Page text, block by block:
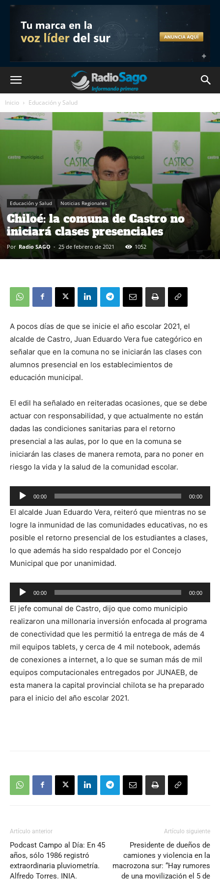
Inicio Educación y Salud
Educación y Salud Noticias Regionales
Chiloé: la comuna de Castro no
iniciará clases presenciales
Por Radio SAGO - 25 de febrero de 2021 1052
A pocos días de que se inicie el año escolar 2021, el
alcalde de Castro, Juan Eduardo Vera fue categórico en
señalar que en la comuna no se iniciarán las clases con
alumnos presencial en los establecimientos de
educación municipal.
El edil ha señalado en reiteradas ocasiones, que se debe
actuar con responsabilidad, y que actualmente no están
dadas las condiciones sanitarias para el retorno
presencial a las aulas, por lo que en la comuna se
iniciarán las clases de manera remota, para no poner en
riesgo la vida y la salud de la comunidad escolar.
Reproductor
de
audio
00:00 00:00
El alcalde Juan Eduardo Vera, reiteró que mientras no se
logre la inmunidad de las comunidades educativas, no es
posible el retorno presencial de los estudiantes a clases,
lo que además ha sido respaldado por el Concejo
Municipal que por unanimidad.
Reproductor
de
audio
00:00 00:00
El jefe comunal de Castro, dijo que como municipio
realizaron una millonaria inversión enfocada al programa
de conectividad que les permitió la entrega de más de 4
mil equipos tablets, y cerca de 4 mil notebook, además
de conexiones a internet, a lo que se suman más de mil
equipos computacionales entregados por JUNAEB, de
esta manera la capital provincial chilota se ha preparado
para el inicio del año escolar 2021.
Artículo anterior
Podcast Campo al Día: En 45
años, sólo 1986 registró
extraordinaria pluviometría.
Alfredo Torres. INIA.
Artículo siguiente
Presidente de dueños de
camiones y violencia en la
macrozona sur: “Hay rumores
de una movilización el 5 de